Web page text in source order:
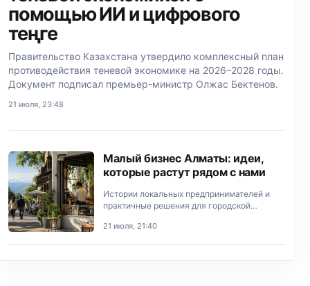
помощью ИИ и цифрового
теңге
Правительство Казахстана утвердило комплексный план
противодействия теневой экономике на 2026–2028 годы.
Документ подписал премьер-министр Олжас Бектенов.
21 июля, 23:48
Малый бизнес Алматы: идеи,
которые растут рядом с нами
Истории локальных предпринимателей и
практичные решения для городской
21 июля, 21:40